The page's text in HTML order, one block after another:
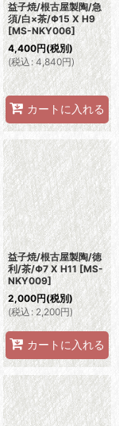
益子焼/根古屋製陶/急
須/白×茶/Φ15 X H9
[MS-NKY006]
4,400円(税別)
(税込 : 4,840円)
カートに入れる
益子焼/根古屋製陶/徳
利/茶/Φ7 X H11 [MS-
NKY009]
2,000円(税別)
(税込 : 2,200円)
カートに入れる